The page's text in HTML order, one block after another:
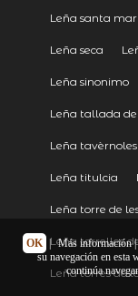
Leña santa
Leña seca
Leña sinonimo
Leña tallada
Leña tavèrnoles
Leña titulcia
Leña torre de
Leña torrelles
Leña torres de
OK | Más información|
su navegación en esta
continúa